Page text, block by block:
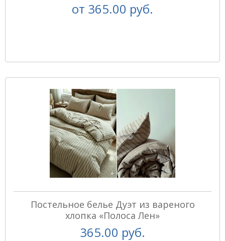
от 365.00 руб.
Постельное белье Дуэт из вареного
хлопка «Полоса Лен»
365.00 руб.